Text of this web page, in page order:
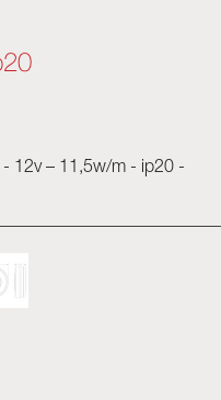
- 12v – 11,5w/m - ip20 -